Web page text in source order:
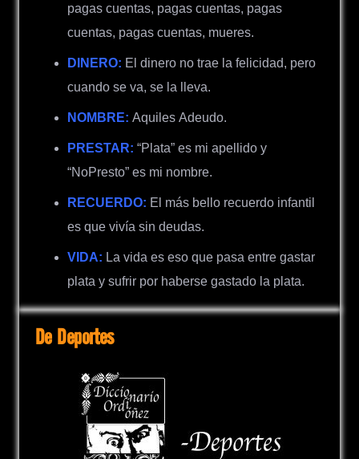
pagas cuentas, pagas cuentas, pagas
cuentas, pagas cuentas, mueres.
DINERO: El dinero no trae la felicidad, pero
cuando se va, se la lleva.
NOMBRE: Aquiles Adeudo.
PRESTAR: “Plata” es mi apellido y
“NoPresto” es mi nombre.
RECUERDO: El más bello recuerdo infantil
es que vivía sin deudas.
VIDA: La vida es eso que pasa entre gastar
plata y sufrir por haberse gastado la plata.
De Deportes